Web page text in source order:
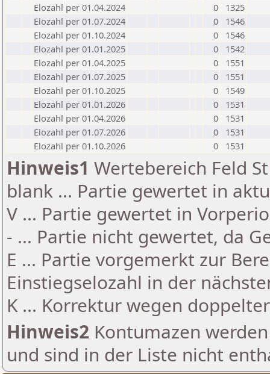
Elozahl per 01.04.2024
0
1325
Elozahl per 01.07.2024
0
1546
Elozahl per 01.10.2024
0
1546
Elozahl per 01.01.2025
0
1542
Elozahl per 01.04.2025
0
1551
Elozahl per 01.07.2025
0
1551
Elozahl per 01.10.2025
0
1549
Elozahl per 01.01.2026
0
1531
Elozahl per 01.04.2026
0
1531
Elozahl per 01.07.2026
0
1531
Elozahl per 01.10.2026
0 1531
Hinweis1 Wertebereich Feld
blank ... Partie gewertet in
V ... Partie gewertet in
- ... Partie nicht gewertet, da
E ... Partie vorgemerkt zur
Einstiegselozahl in der
K ... Korrektur wegen
Hinweis2 Kontumazen
und sind in der Liste nicht